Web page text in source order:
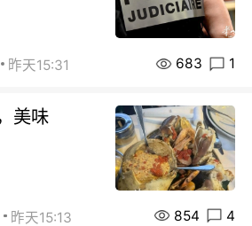
昨天15:31 683 1
美味
昨天15:13 854 4